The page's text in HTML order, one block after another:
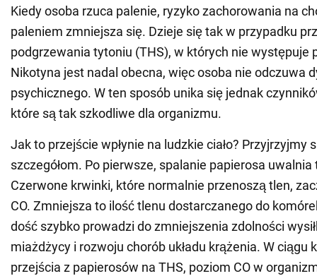
Kiedy osoba rzuca palenie, ryzyko zachorowania na
paleniem zmniejsza się. Dzieje się tak w przypadku
podgrzewania tytoniu (THS), w których nie występuje
Nikotyna jest nadal obecna, więc osoba nie odczuwa
psychicznego. W ten sposób unika się jednak
które są tak szkodliwe dla organizmu.
Jak to przejście wpłynie na ludzkie ciało? Przyjrzyjmy
szczegółom. Po pierwsze, spalanie papierosa uwalnia
Czerwone krwinki, które normalnie przenoszą tlen,
CO. Zmniejsza to ilość tlenu dostarczanego do
dość szybko prowadzi do zmniejszenia zdolności
miażdżycy i rozwoju chorób układu krążenia. W ciągu
przejścia z papierosów na THS, poziom CO w